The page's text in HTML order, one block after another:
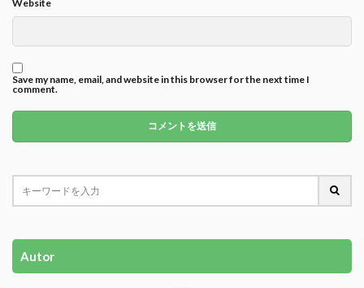
Website
Save my name, email, and website in this browser for the next time I
comment.
Autor